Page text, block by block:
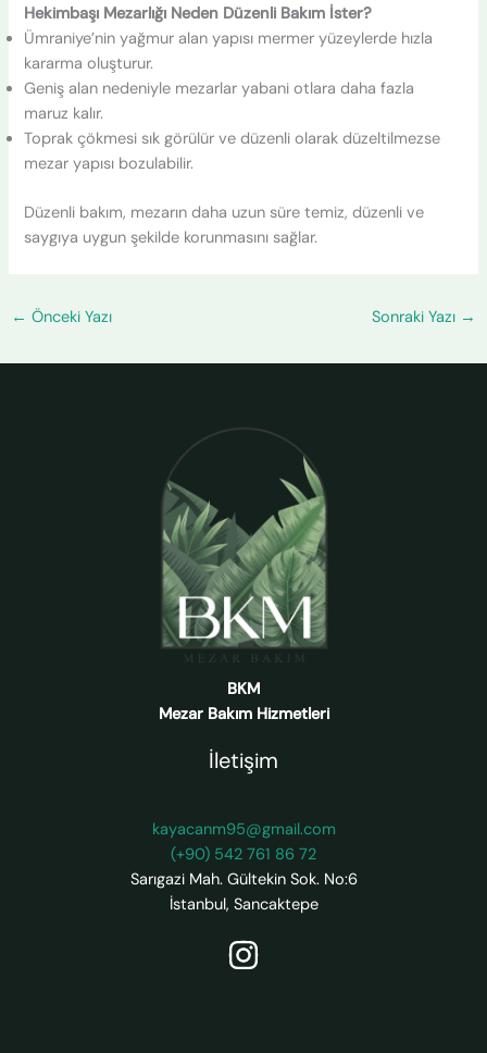
Hekimbaşı Mezarlığı Neden Düzenli Bakım İster?
Ümraniye’nin yağmur alan yapısı mermer yüzeylerde hızla
kararma oluşturur.
Geniş alan nedeniyle mezarlar yabani otlara daha fazla
maruz kalır.
Toprak çökmesi sık görülür ve düzenli olarak düzeltilmezse
mezar yapısı bozulabilir.
Düzenli bakım, mezarın daha uzun süre temiz, düzenli ve
saygıya uygun şekilde korunmasını sağlar.
← Önceki Yazı Sonraki Yazı →
BKM
Mezar Bakım Hizmetleri
İletişim
kayacanm95@gmail.com
(+90) 542 761 86 72
Sarıgazi Mah. Gültekin Sok. No:6
İstanbul, Sancaktepe